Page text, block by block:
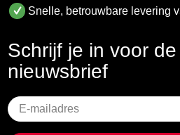
Snelle, betrouwbare levering
Schrijf je in voor de
nieuwsbrief
Geen
titel